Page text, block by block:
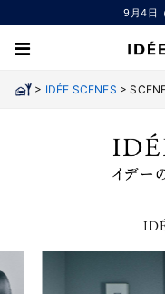
9月4日
> IDÉE SCENES >